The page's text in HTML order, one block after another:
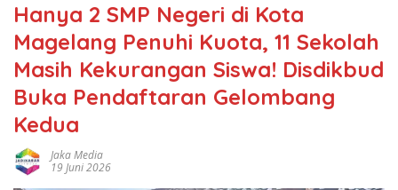
Hanya 2 SMP Negeri di Kota
Magelang Penuhi Kuota, 11 Sekolah
Masih Kekurangan Siswa! Disdikbud
Buka Pendaftaran Gelombang
Kedua
Jaka Media
19 Juni 2026